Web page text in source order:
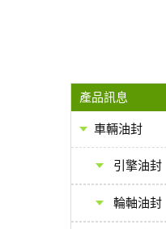
產品訊息
車輛油封
引擎油封
輪軸油封